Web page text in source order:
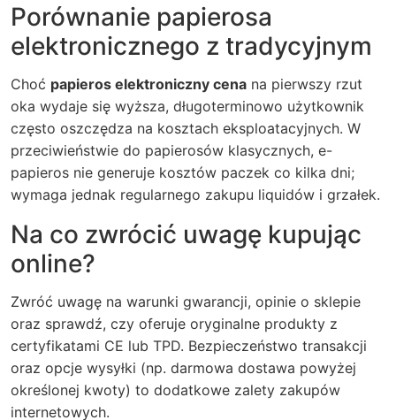
Porównanie papierosa
elektronicznego z tradycyjnym
Choć papieros elektroniczny cena na pierwszy rzut
oka wydaje się wyższa, długoterminowo użytkownik
często oszczędza na kosztach eksploatacyjnych. W
przeciwieństwie do papierosów klasycznych, e-
papieros nie generuje kosztów paczek co kilka dni;
wymaga jednak regularnego zakupu liquidów i grzałek.
Na co zwrócić uwagę kupując
online?
Zwróć uwagę na warunki gwarancji, opinie o sklepie
oraz sprawdź, czy oferuje oryginalne produkty z
certyfikatami CE lub TPD. Bezpieczeństwo transakcji
oraz opcje wysyłki (np. darmowa dostawa powyżej
określonej kwoty) to dodatkowe zalety zakupów
internetowych.